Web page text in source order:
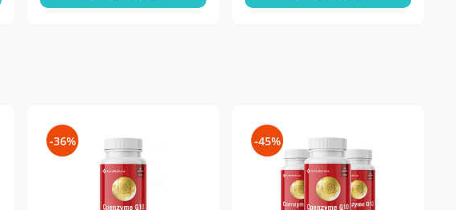
-36% -45%